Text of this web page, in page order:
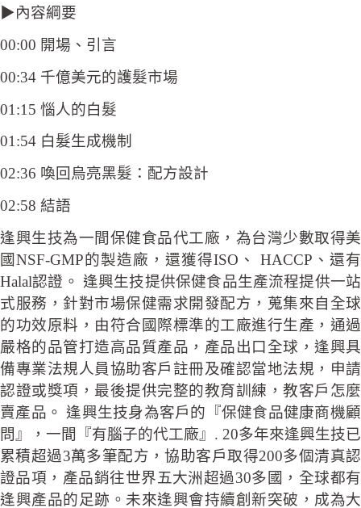
▶內容綱要
00:00 開場、引言
00:34 千億美元的護髮市場
01:15 惱人的白髮
01:54 白髮生成機制
02:36 喚回烏亮黑髮：配方設計
02:58 結語
逢興生技為一間保健食品代工廠，為台灣少數取得美
國NSF-GMP的製造廠，還獲得ISO、 HACCP、還有
Halal認證。 逢興生技提供保健食品生產流程提供一站
式服務，針對市場保健需求開發配方，蒐集來自全球
的功效原料，由符合國際標準的工廠進行生產，通過
嚴格的品管打造高品質產品，產品出口全球，逢興具
備專業法規人員協助客戶註冊及確認當地法規，申請
認證或獎項，最後提供完整的教育訓練，教客戶怎麼
賣產品。 逢興生技身為客戶的『保健食品健康商機顧
問』，一間『有腦子的代工廠』. 20多年來逢興生技已
累積超過3萬多筆配方，協助客戶取得200多個清真認
證品項，產品銷往世界五大洲超過30多國，全球都有
逢興產品的足跡。未來逢興會持續創新突破，成為大